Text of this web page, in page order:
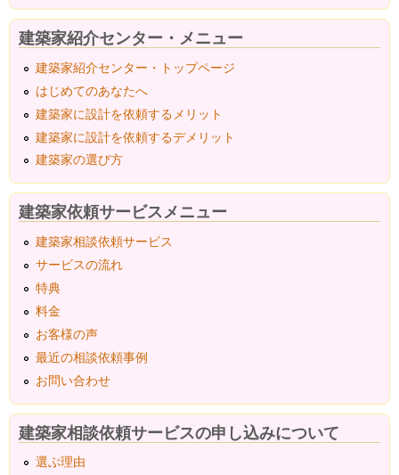
建築家紹介センター・メニュー
建築家紹介センター・トップページ
はじめてのあなたへ
建築家に設計を依頼するメリット
建築家に設計を依頼するデメリット
建築家の選び方
建築家依頼サービスメニュー
建築家相談依頼サービス
サービスの流れ
特典
料金
お客様の声
最近の相談依頼事例
お問い合わせ
建築家相談依頼サービスの申し込みについて
選ぶ理由